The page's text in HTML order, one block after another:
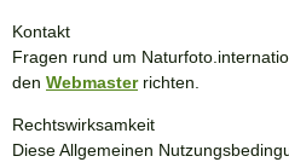
Kontakt
Fragen rund um
den Webmasterrichten.
Rechtswirksamkeit
Diese Allgemeinen